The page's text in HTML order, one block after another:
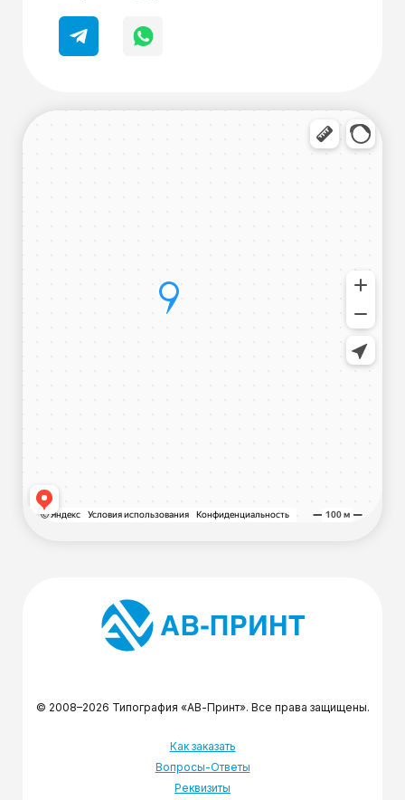
© 2008–2026 Типография «АВ-Принт». Все права защищены.
Как заказать
Вопросы-Ответы
Реквизиты